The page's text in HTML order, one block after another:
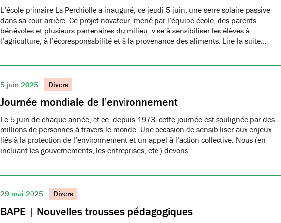
L’école primaire La Perdriolle a inauguré, ce jeudi 5 juin, une serre solaire passive
dans sa cour arrière. Ce projet novateur, mené par l’équipe-école, des parents
bénévoles et plusieurs partenaires du milieu, vise à sensibiliser les élèves à
l’agriculture, à l’écoresponsabilité et à la provenance des aliments. Lire la suite…
5 juin 2025 Divers
Journée mondiale de l’environnement
Le 5 juin de chaque année, et ce, depuis 1973, cette journée est soulignée par des
millions de personnes à travers le monde. Une occasion de sensibiliser aux enjeux
liés à la protection de l’environnement et un appel à l’action collective. Nous (en
incluant les gouvernements, les entreprises, etc.) devons…
29 mai 2025 Divers
BAPE | Nouvelles trousses pédagogiques